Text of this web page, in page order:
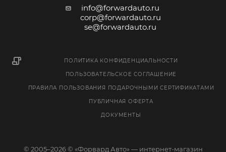
info@forwardauto.ru
corp@forwardauto.ru
se@forwardauto.ru
ПОЛИТИКА КОНФИДЕНЦИАЛЬНОСТИ
ПОЛЬЗОВАТЕЛЬСКОЕ СОГЛАШЕНИЕ
ПРАВИЛА ПОЛЬЗОВАНИЯ ПОДАРОЧНЫМИ СЕРТИФИКАТАМИ
ПУБЛИЧНАЯ ОФЕРТА
ДОКУМЕНТЫ
© 2005–2026 © «Форвард Авто» — интернет-магазин